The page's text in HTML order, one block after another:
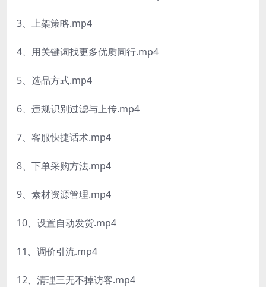
3、上架策略.mp4
4、用关键词找更多优质同行.mp4
5、选品方式.mp4
6、违规识别过滤与上传.mp4
7、客服快捷话术.mp4
8、下单采购方法.mp4
9、素材资源管理.mp4
10、设置自动发货.mp4
11、调价引流.mp4
12、清理三无不掉访客.mp4